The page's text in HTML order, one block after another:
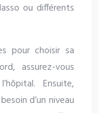
ou différents
pour choisir sa
assurez-vous
Ensuite,
d’un niveau